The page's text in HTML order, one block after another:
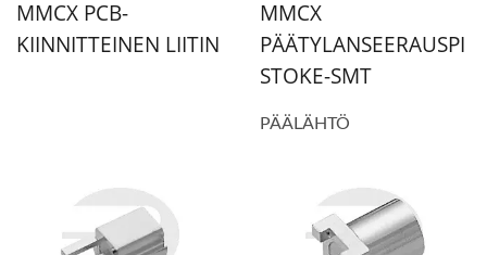
MMCX PCB-
KIINNITTEINEN LIITIN
MMCX
PÄÄTYLANSEERAUSPI
STOKE-SMT
PÄÄLÄHTÖ